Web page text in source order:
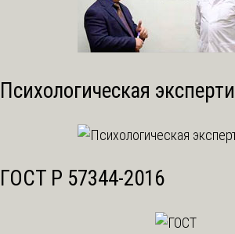
Психологическая
ГОСТ Р 57344-2016